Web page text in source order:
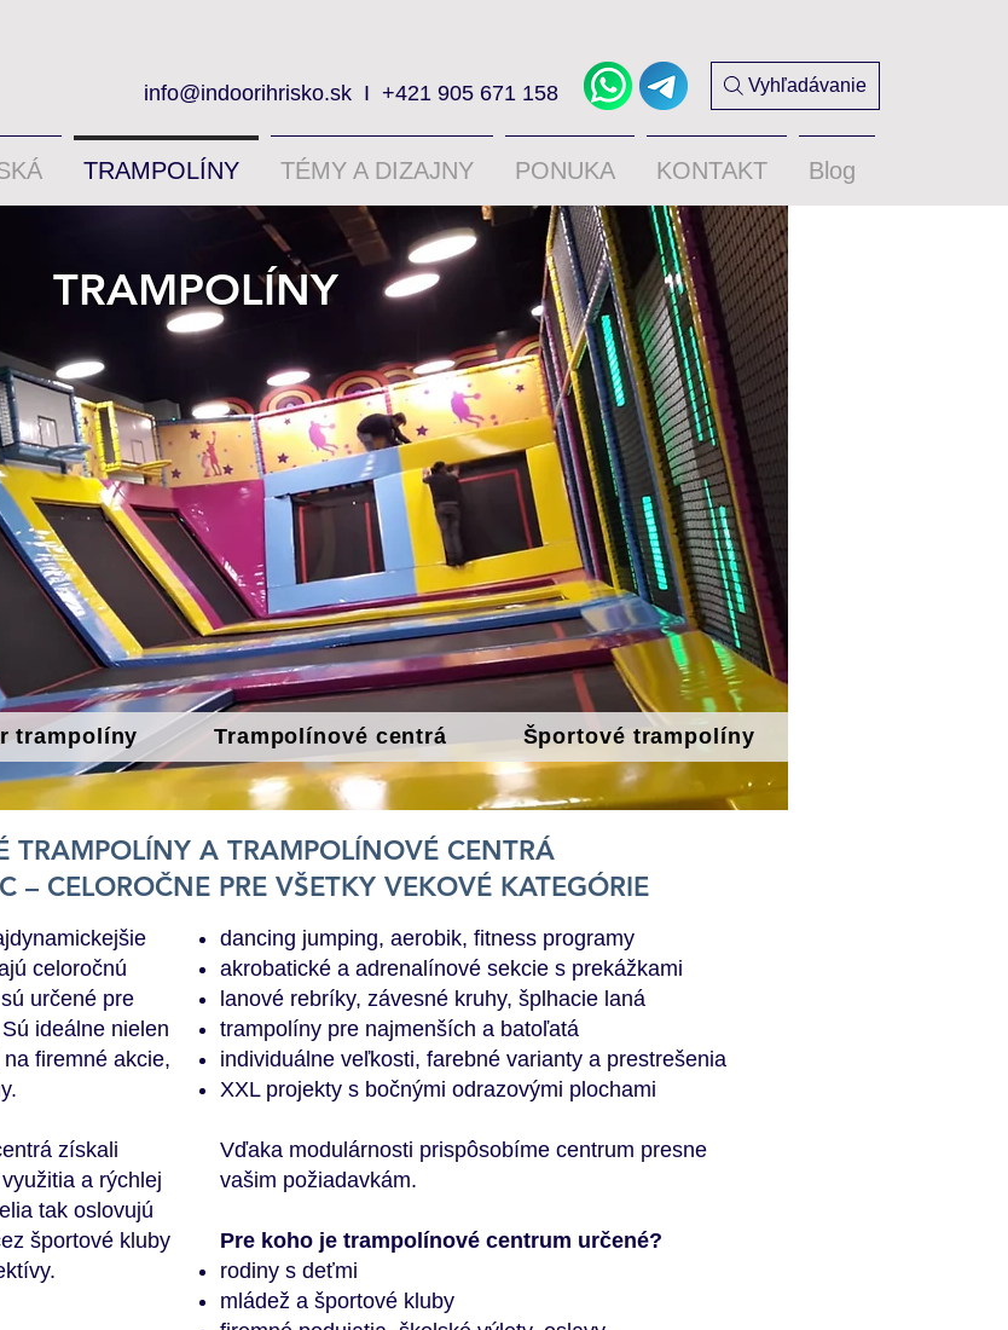
info@indoorihrisko.sk I +421 905 671 158 Vyhľadávanie
TRAMPOLÍNY TÉMY A DIZAJNY PONUKA KONTAKT Blog
TRAMPOLÍNY
trampolíny Trampolínové centrá Športové trampolíny
TRAMPOLÍNY A TRAMPOLÍNOVÉ CENTRÁ
– CELOROČNE PRE VŠETKY VEKOVÉ KATEGÓRIE
celoročnú
určené pre
ideálne nielen
firemné akcie,
získali
a rýchlej
tak oslovujú
športové kluby
dancing jumping, aerobik, fitness programy
akrobatické a adrenalínové sekcie s prekážkami
lanové rebríky, závesné kruhy, šplhacie laná
trampolíny pre najmenších a batoľatá
individuálne veľkosti, farebné varianty a prestrešenia
XXL projekty s bočnými odrazovými plochami
Vďaka modulárnosti prispôsobíme centrum presne
vašim požiadavkám.
Pre koho je trampolínové centrum určené?
rodiny s deťmi
mládež a športové kluby